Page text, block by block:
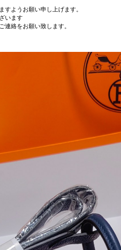
ようお願い申し上げます。
います
絡をお願い致します。